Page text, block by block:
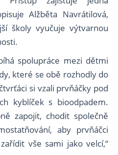
Alžběta Navrátilová,
školy vyučuje výtvarnou
spolupráce mezi dětmi
které se obě rozhodly do
si vzali prvňáčky pod
kyblíček s bioodpadem.
zapojit, chodit společně
aby prvňáčci
vše sami jako velcí,“